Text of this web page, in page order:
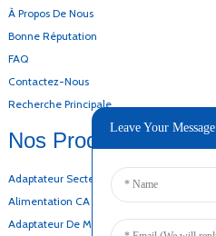
À Propos De Nous
Bonne Réputation
FAQ
Contactez-Nous
Recherche Principale
Nos Produits
Adaptateur Secteur De Bureau
Alimentation CA CC
Adaptateur De Montage Mural
Leave Your Message